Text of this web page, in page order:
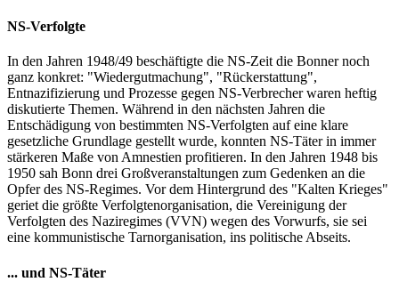
NS-Verfolgte
In den Jahren 1948/49 beschäftigte die NS-Zeit die Bonner noch
ganz konkret: "Wiedergutmachung", "Rückerstattung",
Entnazifizierung und Prozesse gegen NS-Verbrecher waren heftig
diskutierte Themen. Während in den nächsten Jahren die
Entschädigung von bestimmten NS-Verfolgten auf eine klare
gesetzliche Grundlage gestellt wurde, konnten NS-Täter in immer
stärkeren Maße von Amnestien profitieren. In den Jahren 1948 bis
1950 sah Bonn drei Großveranstaltungen zum Gedenken an die
Opfer des NS-Regimes. Vor dem Hintergrund des "Kalten Krieges"
geriet die größte Verfolgtenorganisation, die Vereinigung der
Verfolgten des Naziregimes (VVN) wegen des Vorwurfs, sie sei
eine kommunistische Tarnorganisation, ins politische Abseits.
... und NS-Täter